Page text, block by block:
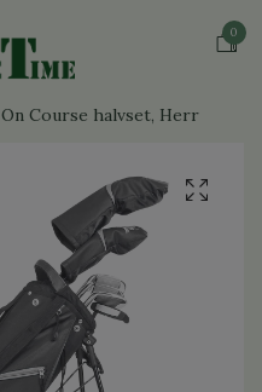
0
On Course halvset, Herr